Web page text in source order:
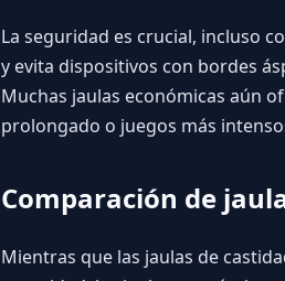
La seguridad es crucial, incluso
y evita dispositivos con bordes
Muchas jaulas económicas aún
prolongado o juegos más
Comparación de
Mientras que las jaulas de